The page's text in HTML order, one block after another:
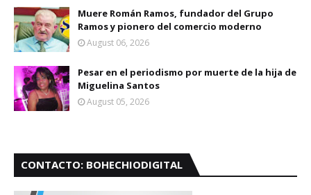
Muere Román Ramos, fundador del Grupo
Ramos y pionero del comercio moderno
August 06, 2026
Pesar en el periodismo por muerte de la hija de
Miguelina Santos
August 05, 2026
CONTACTO: BOHECHIODIGITAL